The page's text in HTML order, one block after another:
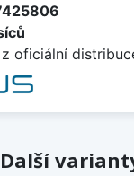
oficiální
Další